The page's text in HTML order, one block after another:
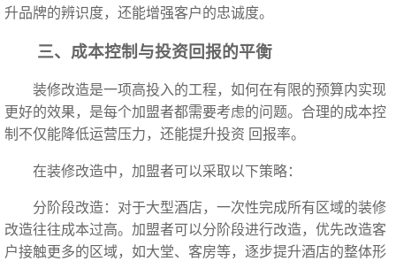
升品牌的辨识度，还能增强客户的忠诚度。
三、成本控制与投资回报的平衡
装修改造是一项高投入的工程，如何在有限的预算内实现
更好的效果，是每个加盟者都需要考虑的问题。合理的成本控
制不仅能降低运营压力，还能提升投资 回报率。
在装修改造中，加盟者可以采取以下策略：
分阶段改造：对于大型酒店，一次性完成所有区域的装修
改造往往成本过高。加盟者可以分阶段进行改造，优先改造客
户接触更多的区域，如大堂、客房等，逐步提升酒店的整体形